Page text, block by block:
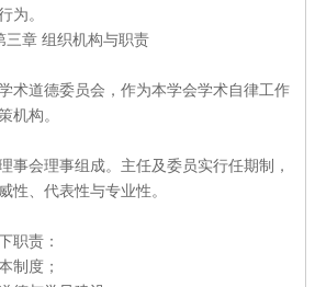
为。
三章 组织机构与职责
术道德委员会，作为本学会学术自律工作
机构。
事会理事组成。主任及委员实行任期制，
性、代表性与专业性。
职责：
制度；